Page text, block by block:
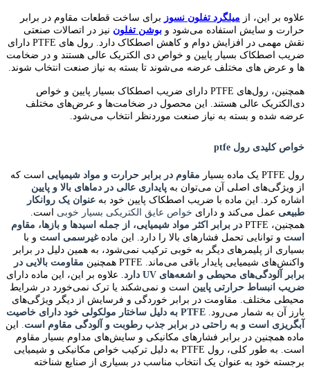
علاوه بر این، از میلگرد تفلون نسوز برای ساخت قطعات مقاوم در برابر
حرارت و سایش استفاده می‌شود و بوشن تفلون نیز در اتصالات صنعتی
نقش مهمی در افزایش دوام و کاهش اصطکاک دارد. رول‌ های PTFE دارای
ضریب اصطکاک بسیار پایین و خواص دی‌ الکتریک عالی هستند و در ضخامت‌
ها و عرض‌ های مختلف عرضه می‌شوند تا بسته به نیاز صنعت انتخاب شوند.
همچنین، رول‌های PTFE دارای ضریب اصطکاک بسیار پایین و خواص
دی‌الکتریک عالی هستند. این محصول در ضخامت‌ها و عرض‌های مختلف
عرضه شده و بسته به نیاز صنعت موردنظر انتخاب می‌شود
خواص کلیدی رول ptfe
رول PTFE یک ماده بسیار مقاوم در برابر حرارت و مواد شیمیایی است که
از ویژگی‌های اصلی آن می‌توان به پایداری عالی در دماهای بالا و پایین
اشاره کرد. این ماده با ضریب اصطکاک پایین خود به عنوان یک روانکار
طبیعی عمل می‌کند و دارای خواص عایق الکتریکی بسیار خوبی است.
همچنین، PTFE
در برابر اکثر مواد شیمیایی، از جمله اسیدها و بازها، مقاوم
است و توانایی تحمل فشارهای بالا را دارد. این مادهغیرسمی است و با
بسیاری از پلیمرهای دیگر به خوبی ترکیب نمی‌شود، به همین دلیل در برابر
واکنش‌های شیمیایی پایدار باقی می‌ماند. PTFE همچنین
مقاومت بالایی در
برابر آلودگی‌های محیطی و اشعه‌های UV دارد
. علاوه بر این، این ماده دارای
ضریب انبساط حرارتی پایین است و نمی‌شکند یا ترک نمی‌خورد در شرایط
محیطی مختلف. مقاومت در برابر خوردگی و فرسایش از دیگر ویژگی‌های
بارز آن به شمار می‌رود.
PTFE به دلیل ساختار مولکولی خود دارای خاصیت
آبگریزی است و به راحتی در برابر جذب رطوبت و آلودگی مقاوم است
این
ماده همچنین در برابر فشارهای مکانیکی و سایش‌های مداوم بسیار مقاوم
است. به طور کلی، رول PTFE به دلیل ترکیب خواص مکانیکی و شیمیایی
برجسته خود به عنوان یک انتخاب مناسب در بسیاری از صنایع شناخته